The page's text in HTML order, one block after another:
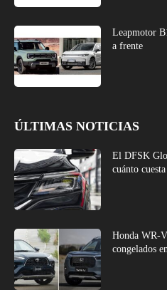
Leapmotor
a frente
ÚLTIMAS NOTICIAS
El DFSK
cuánto cuesta
Honda WR-
congelados